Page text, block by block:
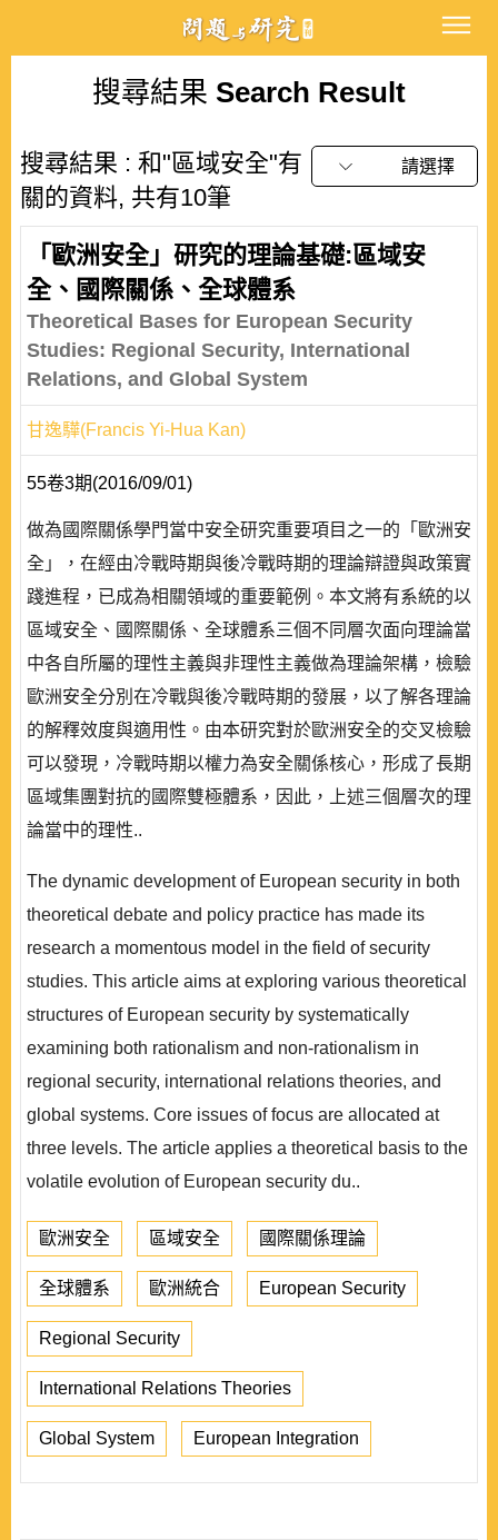
搜尋結果 Search Result
搜尋結果 : 和"區域安全"有
關的資料, 共有10筆
請選擇
「歐洲安全」研究的理論基礎:區域安
全、國際關係、全球體系
Theoretical Bases for European Security
Studies: Regional Security, International
Relations, and Global System
甘逸驊(Francis Yi-Hua Kan)
55卷3期(2016/09/01)
做為國際關係學門當中安全研究重要項目之一的「歐洲安
全」，在經由冷戰時期與後冷戰時期的理論辯證與政策實
踐進程，已成為相關領域的重要範例。本文將有系統的以
區域安全、國際關係、全球體系三個不同層次面向理論當
中各自所屬的理性主義與非理性主義做為理論架構，檢驗
歐洲安全分別在冷戰與後冷戰時期的發展，以了解各理論
的解釋效度與適用性。由本研究對於歐洲安全的交叉檢驗
可以發現，冷戰時期以權力為安全關係核心，形成了長期
區域集團對抗的國際雙極體系，因此，上述三個層次的理
論當中的理性..
The dynamic development of European security in both
theoretical debate and policy practice has made its
research a momentous model in the field of security
studies. This article aims at exploring various theoretical
structures of European security by systematically
examining both rationalism and non-rationalism in
regional security, international relations theories, and
global systems. Core issues of focus are allocated at
three levels. The article applies a theoretical basis to the
volatile evolution of European security du..
歐洲安全 區域安全 國際關係理論
全球體系 歐洲統合 European Security
Regional Security
International Relations Theories
Global System European Integration